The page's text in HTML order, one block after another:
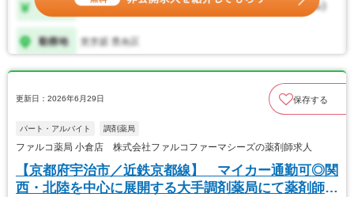
更新日：2026年6月29日 保存する
パート・アルバイト 調剤薬局
ファルコ薬局 小倉店 株式会社ファルコファーマシーズの薬剤師求人
【京都府宇治市／近鉄京都線】 マイカー通勤可◎関
西・北陸を中心に展開する大手調剤薬局にて薬剤師の